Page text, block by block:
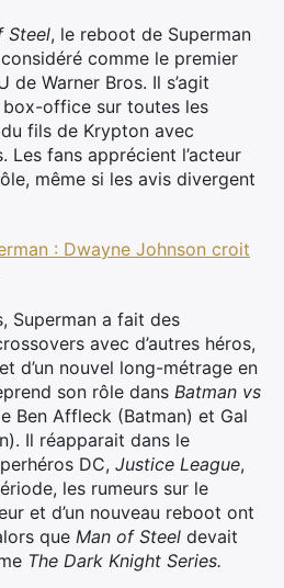
Steel, le reboot de Superman
comme le premier
de Warner Bros. Il s’agit
office sur toutes les
fils de Krypton avec
Les fans apprécient l’acteur
même si les avis divergent
: Dwayne Johnson croit
Superman a fait des
avec d’autres héros,
d’un nouvel long-métrage en
son rôle dans Batman vs
Ben Affleck (Batman) et Gal
Il réapparait dans le
DC, Justice League,
les rumeurs sur le
et d’un nouveau reboot ont
que Man of Steel devait
The Dark Knight Series.